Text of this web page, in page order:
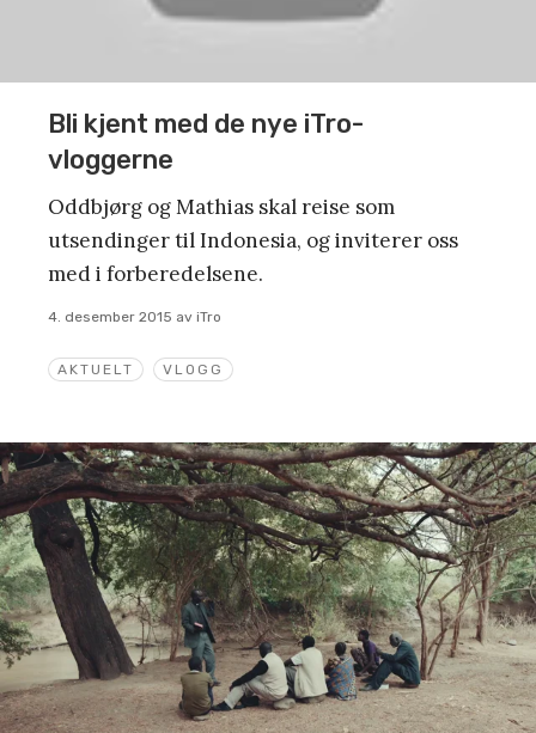
AKTUELT VLOGG
Bli kjent med de nye iTro-
vloggerne
Oddbjørg og Mathias skal reise som
utsendinger til Indonesia, og inviterer oss
med i forberedelsene.
4. desember 2015 av iTro